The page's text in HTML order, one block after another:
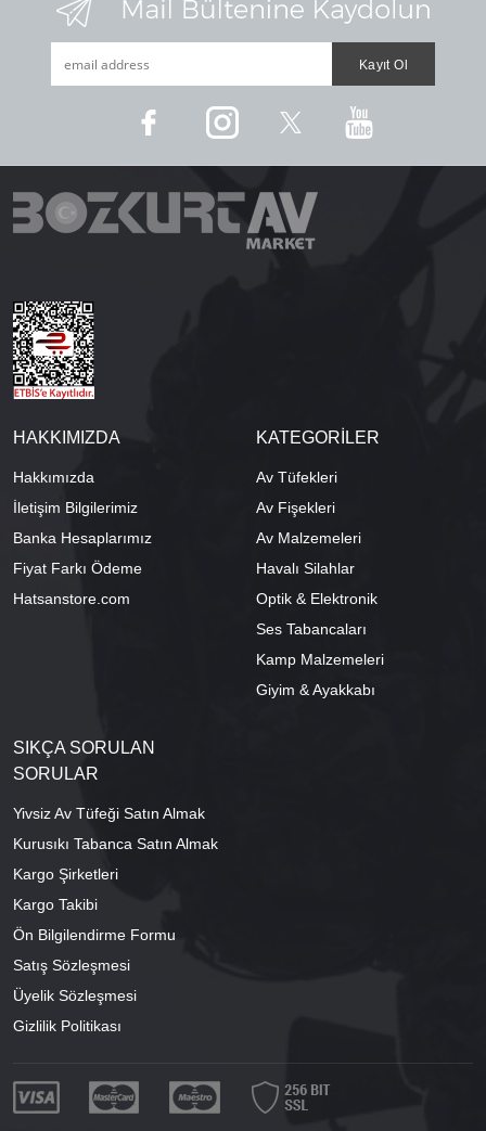
HAKKIMIZDA
Hakkımızda
İletişim Bilgilerimiz
Banka Hesaplarımız
Fiyat Farkı Ödeme
Hatsanstore.com
KATEGORİLER
Av Tüfekleri
Av Fişekleri
Av Malzemeleri
Havalı Silahlar
Optik & Elektronik
Ses Tabancaları
Kamp Malzemeleri
Giyim & Ayakkabı
SIKÇA SORULAN
SORULAR
Yivsiz Av Tüfeği Satın Almak
Kurusıkı Tabanca Satın Almak
Kargo Şirketleri
Kargo Takibi
Ön Bilgilendirme Formu
Satış Sözleşmesi
Üyelik Sözleşmesi
Gizlilik Politikası